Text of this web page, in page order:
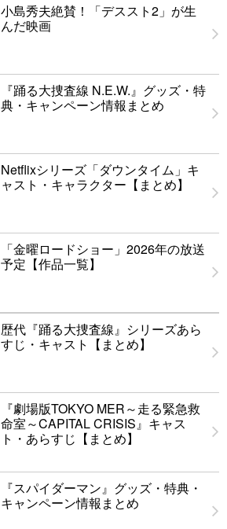
小島秀夫絶賛！「デススト2」が生
んだ映画
『踊る大捜査線 N.E.W.』グッズ・特
典・キャンペーン情報まとめ
Netflixシリーズ「ダウンタイム」キ
ャスト・キャラクター【まとめ】
「金曜ロードショー」2026年の放送
予定【作品一覧】
歴代『踊る大捜査線』シリーズあら
すじ・キャスト【まとめ】
『劇場版TOKYO MER～走る緊急救
命室～CAPITAL CRISIS』キャス
ト・あらすじ【まとめ】
『スパイダーマン』グッズ・特典・
キャンペーン情報まとめ